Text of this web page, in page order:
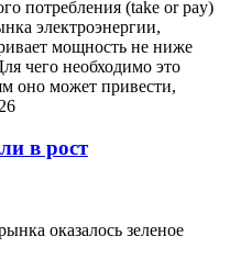
потребления (take or pay)
электроэнергии,
мощность не ниже
чего необходимо это
оно может привести,
в рост
оказалось зеленое